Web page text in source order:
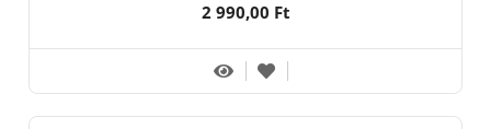
2 990,00 Ft